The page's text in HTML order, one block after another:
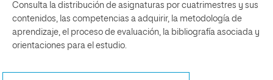
Consulta la distribución de asignaturas por cuatrimestres y sus
contenidos, las competencias a adquirir, la metodología de
aprendizaje, el proceso de evaluación, la bibliografía asociada y
orientaciones para el estudio.